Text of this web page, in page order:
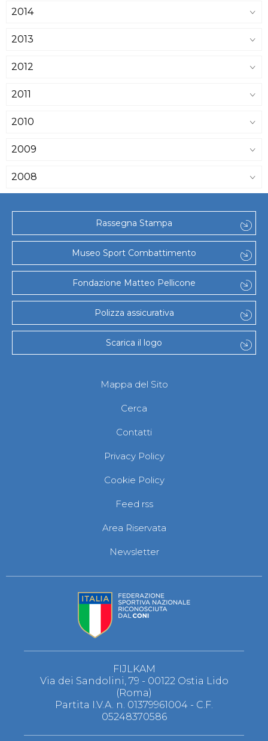
2014
2013
2012
2011
2010
2009
2008
Rassegna Stampa
Museo Sport Combattimento
Fondazione Matteo Pellicone
Polizza assicurativa
Scarica il logo
Mappa del Sito
Cerca
Contatti
Privacy Policy
Cookie Policy
Feed rss
Area Riservata
Newsletter
FIJLKAM
Via dei Sandolini, 79 - 00122 Ostia Lido
(Roma)
Partita I.V.A. n. 01379961004 - C.F.
05248370586